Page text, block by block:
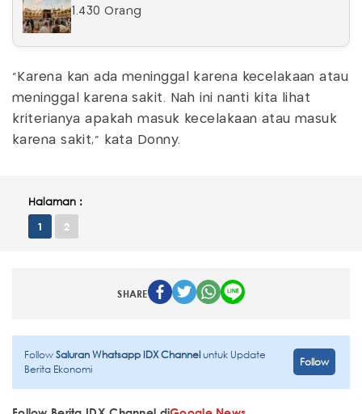
1.430 Orang
"Karena kan ada meninggal karena kecelakaan atau
meninggal karena sakit. Nah ini nanti kita lihat
kriterianya apakah masuk kecelakaan atau masuk
karena sakit," kata Donny.
Halaman :
1 2
SHARE
FollowSaluran Whatsapp IDX Channeluntuk Update
Berita Ekonomi
Follow